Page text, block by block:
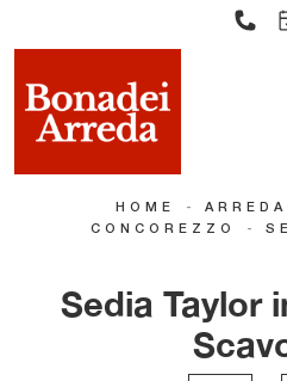
HOME -
CONCOREZZO
-
Sedia Taylor